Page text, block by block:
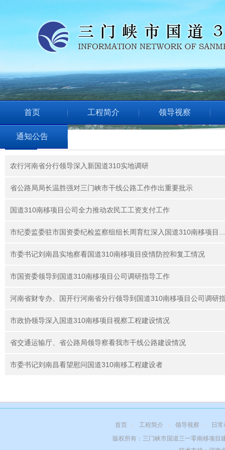
首页 工程简介 领导视察
通知公告
领导视察
农行河南省分行领导深入新国道310实地调研
省公路局局长温胜强对三门峡市干线公路工作作出重要批示
国道310南移项目公司全力推动农民工工资支付工作
市纪委监委驻市国资委纪检监察组组长周育红深入国道310南移项目...
市委书记刘南昌实地察看国道310南移项目疫情防控和复工情况
市国资委领导到国道310南移项目公司调研指导工作
河南省财专办、国开行河南省分行领导到国道310南移项目公司调研
市政协领导深入国道310南移项目视察工程建设情况
省交通运输厅、省公路局领导察看我市干线公路建设情况
市委书记刘南昌看望慰问国道310南移工程建设者
首页 工程简介 领导视察
日
版权所有：三门峡市国道三一零南移项